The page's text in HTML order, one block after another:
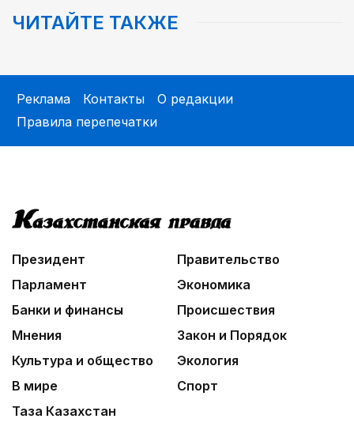
ЧИТАЙТЕ ТАКЖЕ
Реклама Контакты
О редакции
Правила перепечатки
Президент
Правительство
Парламент
Экономика
Банки и финансы
Происшествия
Мнения
Закон и Порядок
Культура и общество
Экология
В мире
Спорт
Таза Казахстан